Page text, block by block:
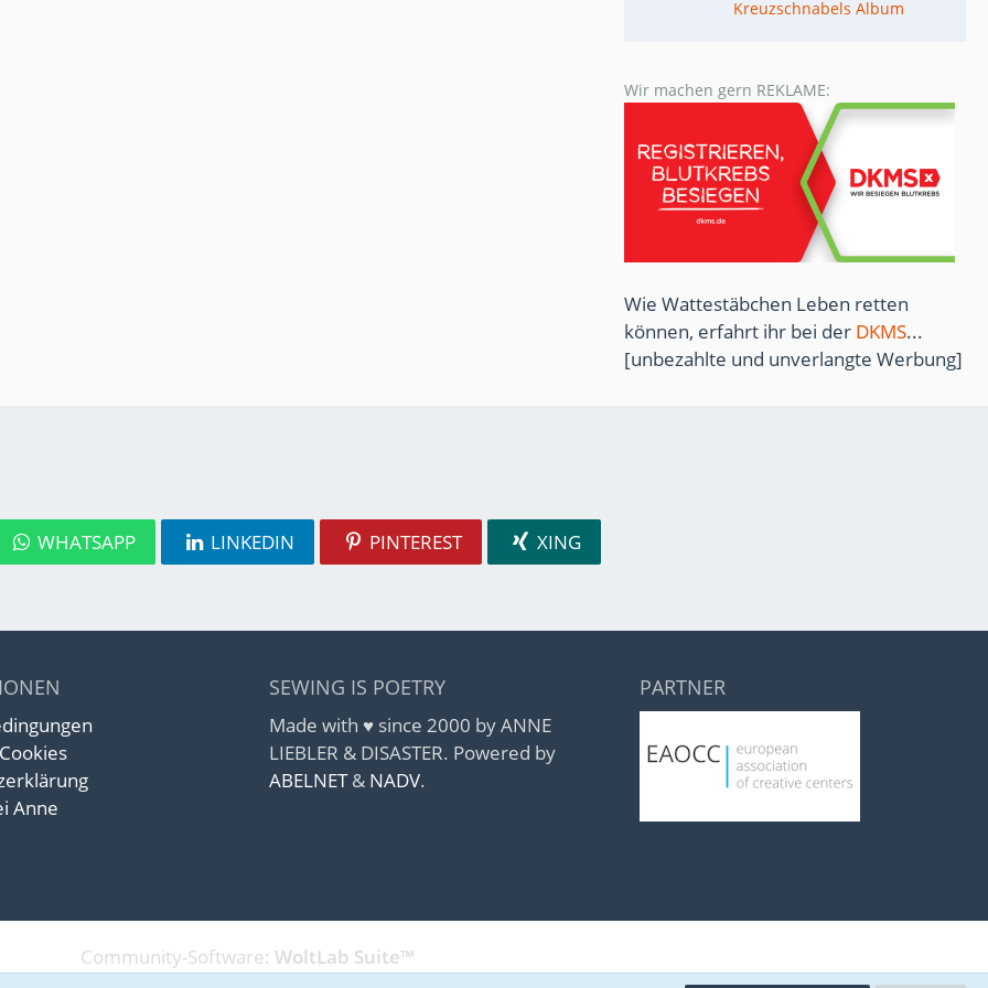
Kreuzschnabels Album
Wir machen gern REKLAME:
Wie Wattestäbchen Leben retten
können, erfahrt ihr bei der DKMS...
[unbezahlte und unverlangte Werbung]
WHATSAPP LINKEDIN PINTEREST XING
Anne
SEWING IS POETRY
Made with ♥ since 2000 by ANNE
LIEBLER & DISASTER. Powered by
ABELNET& NADV.
PARTNER
Community-Software: WoltLab Suite™